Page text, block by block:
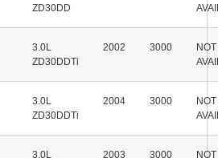
ZD30DD
3.0L
ZD30DDTi
2002 3000
NOT
3.0L
ZD30DDTi
2004 3000
NOT
3.0L
2003 3000
NOT